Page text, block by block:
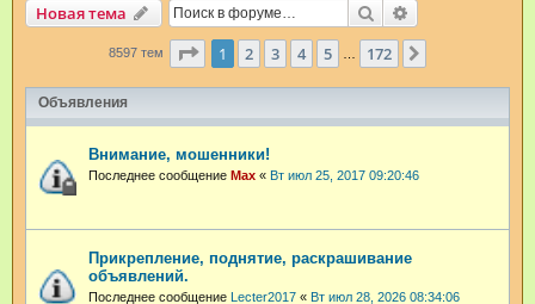
Новая тема Поиск
8597 тем Страница из 172
1 2 3 4 5 172
Объявления
Внимание, мошенники!
Последнее сообщение Max « Вт июл 25, 2017 09:20:46
Прикрепление, поднятие, раскрашивание
объявлений.
Последнее сообщение Lecter2017 « Вт июл 28, 2026 08:34:06